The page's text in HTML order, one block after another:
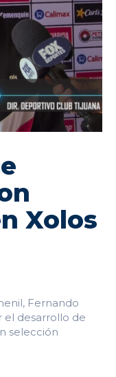
Xolos
Fernando
desarrollo de
selección